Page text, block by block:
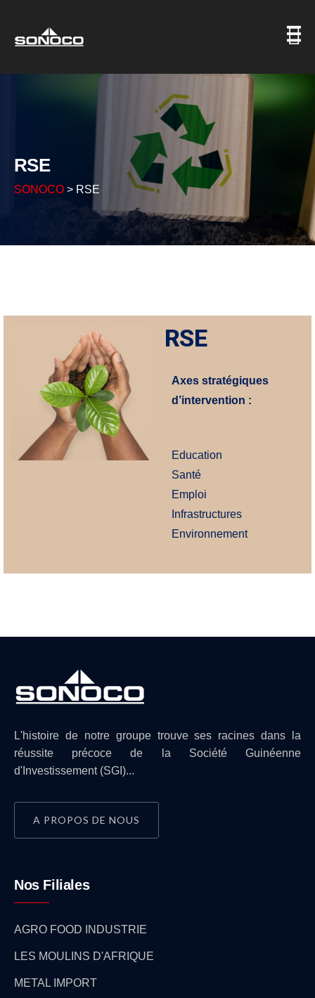
RSE
SONOCO > RSE
RSE
Axes stratégiques
d’intervention :
Education
Santé
Emploi
Infrastructures
Environnement
L'histoire de notre groupe trouve ses racines dans la
réussite précoce de la Société Guinéenne
d'Investissement (SGI)...
A PROPOS DE NOUS
Nos Filiales
AGRO FOOD INDUSTRIE
LES MOULINS D'AFRIQUE
METAL IMPORT